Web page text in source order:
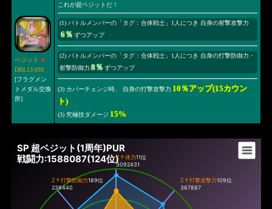
ベジット &
DBL13-03S
[フラグメン
トメダル交換
所]
これが超ベジットだ！
(1) バトルメンバーの「タグ：合体戦士」1人につき 自身の射撃攻撃力
6％ずつアップ
(2) バトルメンバーの「タグ：合体戦士」1人につき 自身の打撃防御力・
射撃防御力 8％ずつアップ
(3) カバーチェンジ時、 自身の打撃攻撃力 10％アップ(15カウン
ト)
(3) 究極技ダメージ 15%
SP 超ベジット(1周年)PUR
戦闘力:1588087(124位)Z↑体力11位
3092431
Z↑打撃攻撃力109位
367887
Z↑打撃防御力189位
238440